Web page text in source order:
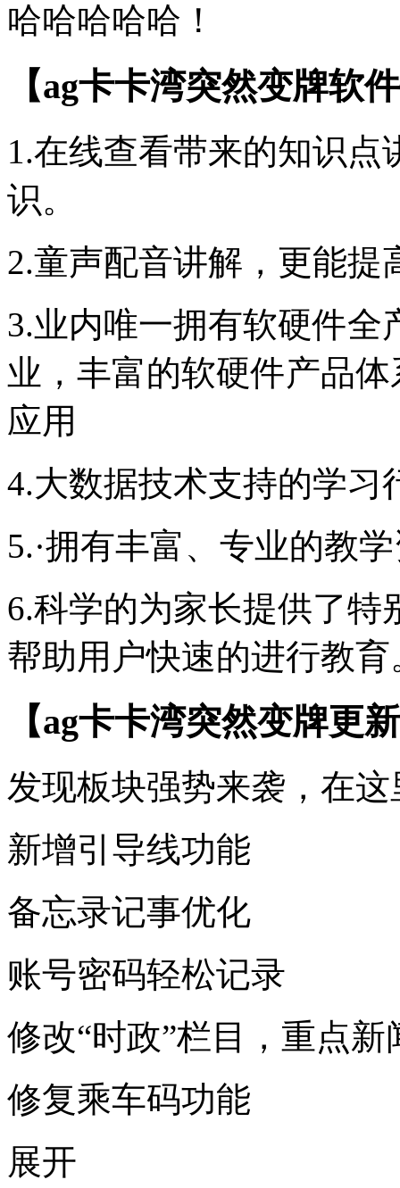
哈哈哈哈哈！
【ag卡卡湾突然变牌软
1.在线查看带来的知识
识。
2.童声配音讲解，更能提
3.业内唯一拥有软硬件
业，丰富的软硬件产品
应用
4.大数据技术支持的学习
5.·拥有丰富、专业的教
6.科学的为家长提供了
帮助用户快速的进行教育
【ag卡卡湾突然变牌更
发现板块强势来袭，在
新增引导线功能
备忘录记事优化
账号密码轻松记录
修改“时政”栏目，重点
修复乘车码功能
展开